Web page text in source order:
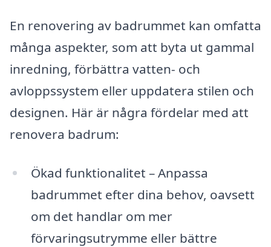
En renovering av badrummet kan omfatta
många aspekter, som att byta ut gammal
inredning, förbättra vatten- och
avloppssystem eller uppdatera stilen och
designen. Här är några fördelar med att
renovera badrum:
Ökad funktionalitet – Anpassa
badrummet efter dina behov, oavsett
om det handlar om mer
förvaringsutrymme eller bättre